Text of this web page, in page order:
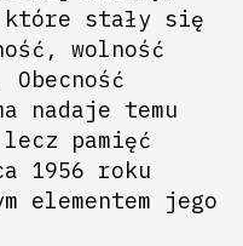
które stały się
wolność
nadaje temu
pamięć
1956 roku
elementem jego